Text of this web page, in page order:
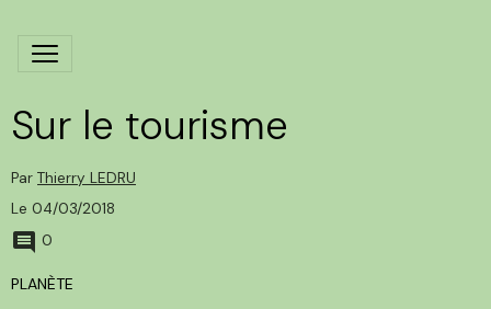
Sur le tourisme
Par Thierry LEDRU
Le 04/03/2018
0
PLANÈTE